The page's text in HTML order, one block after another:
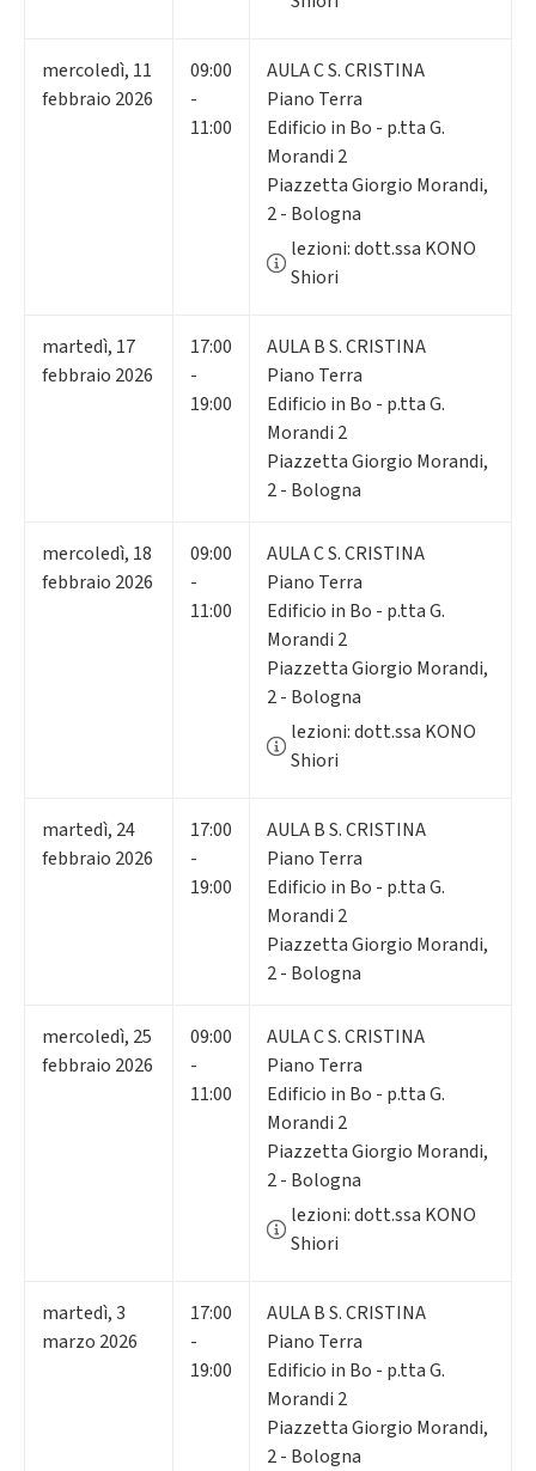
mercoledì, 11
febbraio 2026
09:00
-
11:00
AULA C S. CRISTINA
Piano Terra
Edificio in Bo - p.tta G.
Morandi 2
Piazzetta Giorgio Morandi,
2 - Bologna
lezioni: dott.ssa KONO
Shiori
martedì, 17
febbraio 2026
17:00
-
19:00
AULA B S. CRISTINA
Piano Terra
Edificio in Bo - p.tta G.
Morandi 2
Piazzetta Giorgio Morandi,
2 - Bologna
mercoledì, 18
febbraio 2026
09:00
-
11:00
AULA C S. CRISTINA
Piano Terra
Edificio in Bo - p.tta G.
Morandi 2
Piazzetta Giorgio Morandi,
2 - Bologna
lezioni: dott.ssa KONO
Shiori
martedì, 24
febbraio 2026
17:00
-
19:00
AULA B S. CRISTINA
Piano Terra
Edificio in Bo - p.tta G.
Morandi 2
Piazzetta Giorgio Morandi,
2 - Bologna
mercoledì, 25
febbraio 2026
09:00
-
11:00
AULA C S. CRISTINA
Piano Terra
Edificio in Bo - p.tta G.
Morandi 2
Piazzetta Giorgio Morandi,
2 - Bologna
lezioni: dott.ssa KONO
Shiori
martedì,3
marzo 2026
17:00
-
19:00
AULA B S. CRISTINA
Piano Terra
Edificio in Bo - p.tta G.
Morandi 2
Piazzetta Giorgio Morandi,
2 - Bologna